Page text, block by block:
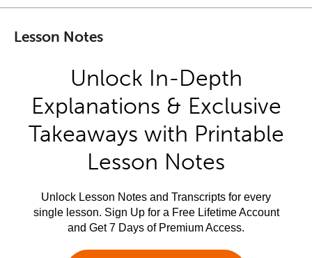
Lesson Notes
Unlock In-Depth
Explanations & Exclusive
Takeaways with Printable
Lesson Notes
Unlock Lesson Notes and Transcripts for every
single lesson. Sign Up for a Free Lifetime Account
and Get 7 Days of Premium Access.